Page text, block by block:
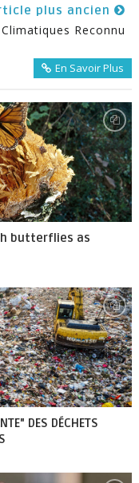
plus ancien
Reconnu
En Savoir Plus
butterflies as
DES DÉCHETS